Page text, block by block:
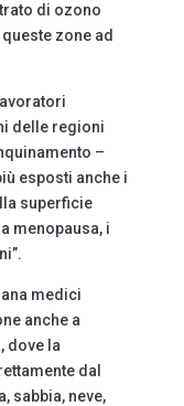
di ozono
zone ad
delle regioni
–
esposti anche i
superficie
menopausa, i
medici
anche a
dove la
dal
sabbia, neve,